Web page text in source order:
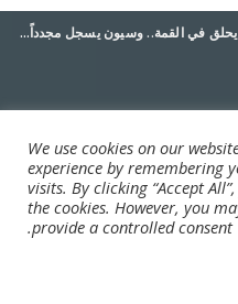
في القمة.. وسيون يسجل مجدداً (فيديو)
We use cookies on our
experience by remembering
visits. By clicking “Accept
the cookies. However, you
provide a controlled consent.